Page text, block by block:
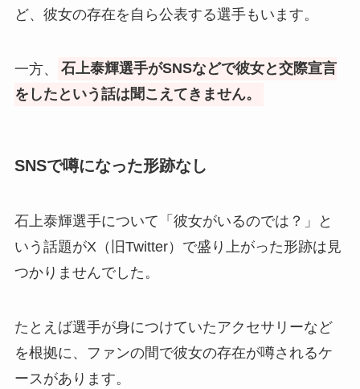
ど、彼女の存在を自ら公表する選手もいます。
一方、
石上泰輝選手がSNSなどで彼女と交際宣言
をしたという話は聞こえてきません。
SNSで噂になった形跡なし
石上泰輝選手について「彼女がいるのでは？」と
いう話題がX（旧Twitter）で盛り上がった形跡は見
つかりませんでした。
たとえば選手が身につけていたアクセサリーなど
を根拠に、ファンの間で彼女の存在が噂されるケ
ースがあります。